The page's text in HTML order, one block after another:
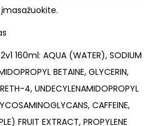
2v1 160ml: AQUA (WATER), SODIUM
BETAINE, GLYCERIN,
4, UNDECYLENAMIDOPROPYL
CAFFEINE,
FRUIT EXTRACT, PROPYLENE